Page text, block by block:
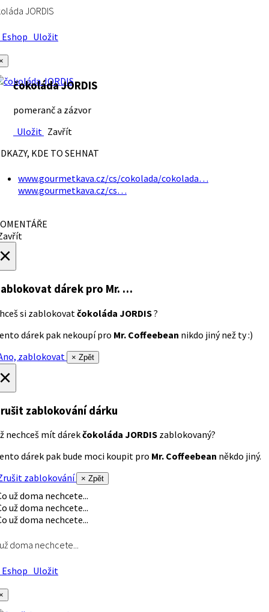
JORDIS
Uložit
čokoláda JORDIS
pomeranč a zázvor
Uložit Zavřít
KDE TO SEHNAT
www.gourmetkava.cz/cs/cokolada/cokolada…
www.gourmetkava.cz/cs…
dárek pro Mr. …
si zablokovat čokoláda JORDIS?
dárek pak nekoupí pro Mr. Coffeebean nikdo jiný než ty :)
zablokovat
× Zpět
zablokování dárku
nechceš mít dárekčokoláda JORDIS zablokovaný?
dárek pak bude moci koupit pro Mr. Coffeebean někdo jiný.
zablokování
× Zpět
doma nechcete...
Uložit